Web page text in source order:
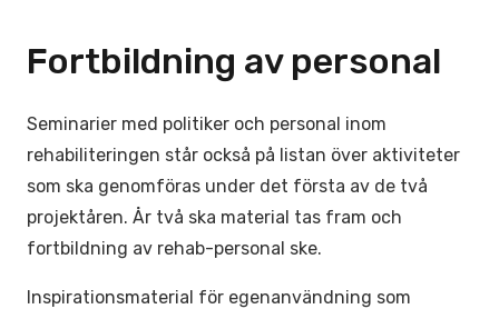
Fortbildning av personal
Seminarier med politiker och personal inom
rehabiliteringen står också på listan över aktiviteter
som ska genomföras under det första av de två
projektåren. År två ska material tas fram och
fortbildning av rehab-personal ske.
Inspirationsmaterial för egenanvändning som